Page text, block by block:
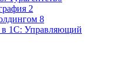
2
8
в 1С: Управляющий